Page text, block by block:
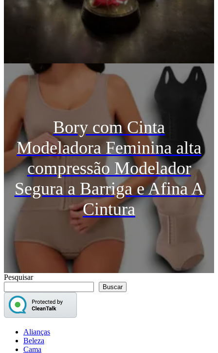
Bory com Cinta
Modeladora Feminina alta
compressão Modelador
Segura a Barriga e Afina A
Cintura
Pesquisar
Buscar
Alianças
Beleza
Cama